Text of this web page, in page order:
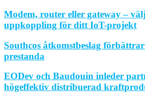
Modem, router eller gateway –
uppkoppling för ditt IoT-projekt
Southcos åtkomstbeslag
prestanda
EODev och Baudouin inleder
högeffektiv distribuerad